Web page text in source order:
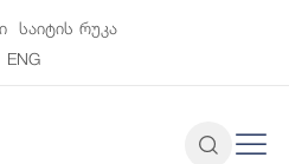
საიტის რუკა
ENG